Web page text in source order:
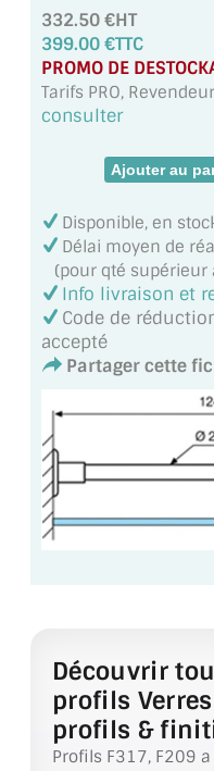
MIROIRS VIEILLIS
MIROIR SUR
MIROIR VIEILLI
MIROIR DÉCORATIF
MIROIR POUR PORTE
MIROIR DE SALLE
MIROIR PAROI DE
MIROIR POUR
MIROIR POUR SALLE
MIROIR ENCADRÉ
MIROIR TV
VERRE TREMPÉ
PAROI DE DOUCHE
332.50 €HT
399.00 €TTC
PROMO DE
Tarifs PRO,
consulter
Disponible, en
Délai moyen de
(pour qté supérieur
Info livraison et
Code de
accepté
Partager cette
Découvrir
profils
profils &
Profils F317, F209